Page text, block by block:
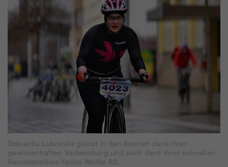
Štěpánka Lubovská glänzt in den Rennen dank ihrer
gewissenhaften Vorbereitung und auch dank ihres schnellen
Renntretrollers Yedoo Wolfer RS.